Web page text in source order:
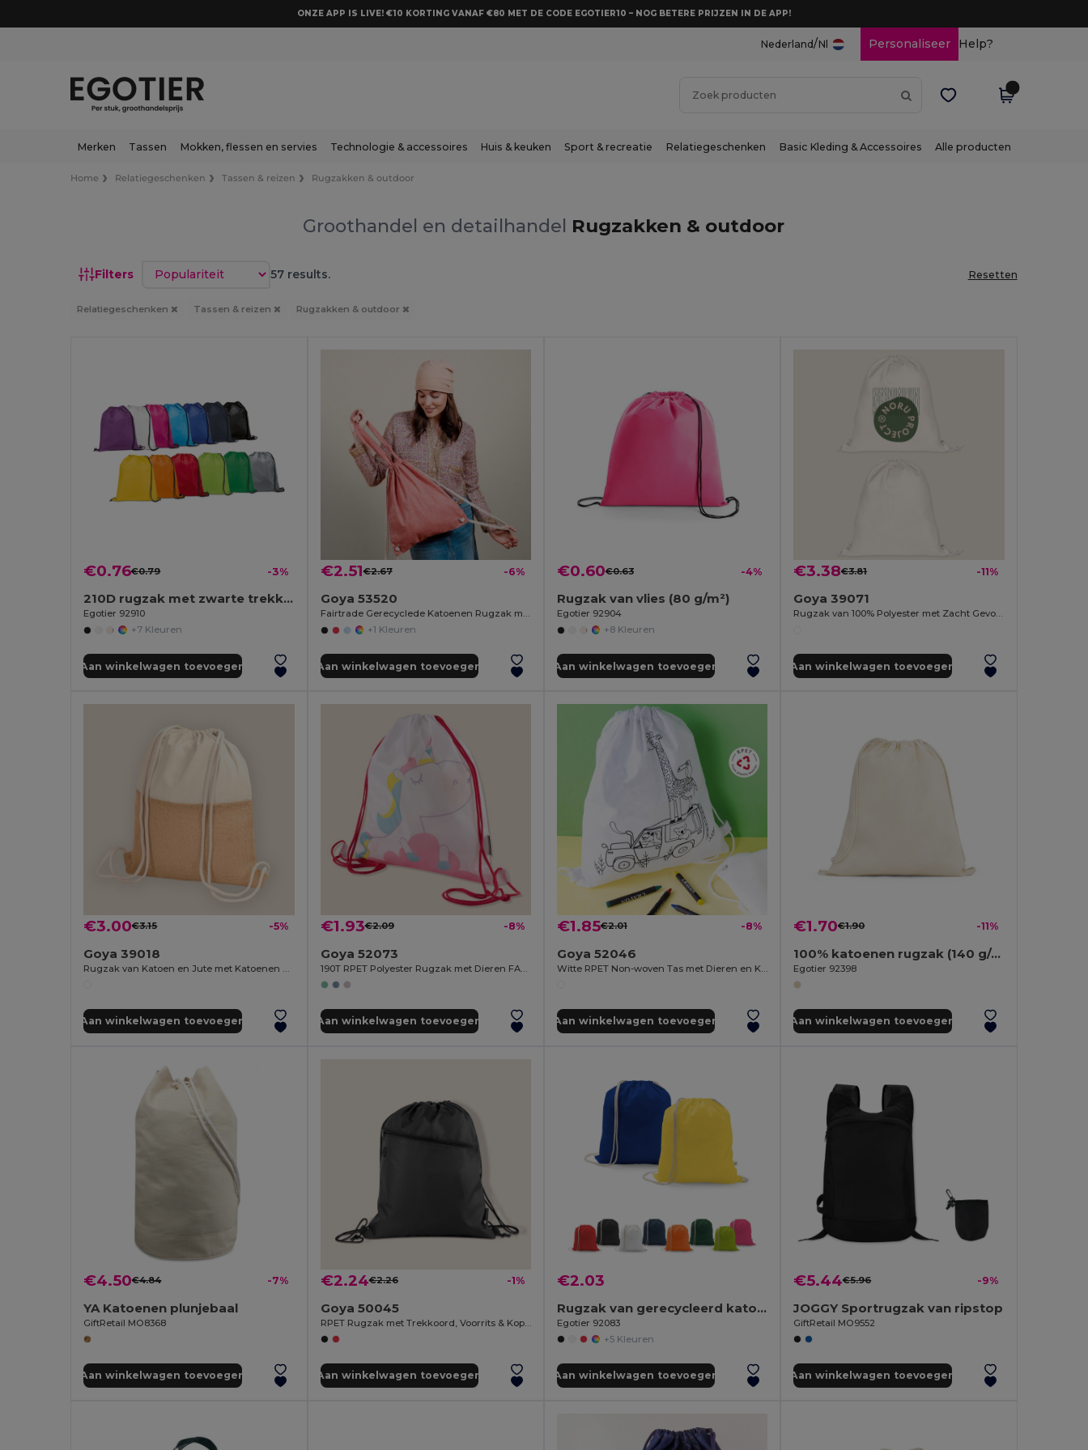
ONZE APP IS LIVE! €10 KORTING VANAF €80 MET DE CODE EGOTIER10 – NOG BETERE PRIJZEN IN DE APP!
Nederland/Nl Personaliseer Help?
Merken Tassen Mokken, flessen en servies Technologie & accessoires Huis & keuken Sport & recreatie Relatiegeschenken Basic Kleding & Accessoires Alle producten
Home Relatiegeschenken Tassen & reizen Rugzakken & outdoor
Groothandel en detailhandel Rugzakken & outdoor
Filters Sorteren op 57 results. Resetten
Relatiegeschenken Tassen & reizen Rugzakken & outdoor
€0.76€0.79 -3%
210D rugzak met zwarte trekkoorden
Egotier 92910
+7 Kleuren
Aan winkelwagen toevoegen
€2.51€2.67 -6%
Goya 53520
Fairtrade Gerecyclede Katoenen Rugzak met Lange Handvatten MOOR
+1 Kleuren
Aan winkelwagen toevoegen
€0.60€0.63 -4%
Rugzak van vlies (80 g/m²)
Egotier 92904
+8 Kleuren
Aan winkelwagen toevoegen
€3.38€3.81 -11%
Goya 39071
Rugzak van 100% Polyester met Zacht Gevoel SION
Aan winkelwagen toevoegen
€3.00€3.15 -5%
Goya 39018
Aan winkelwagen toevoegen
€1.93€2.09 -8%
Goya 52073
190T RPET Polyester Rugzak met Dieren FANTASY
Aan winkelwagen toevoegen
€1.85€2.01 -8%
Goya 52046
Aan winkelwagen toevoegen
€1.70€1.90 -11%
100% katoenen rugzak (140 g/m²)
Egotier 92398
Aan winkelwagen toevoegen
€4.50€4.84 -7%
YA Katoenen plunjebaal
GiftRetail MO8368
Aan winkelwagen toevoegen
€2.24€2.26 -1%
Goya 50045
RPET Rugzak met Trekkoord, Voorrits & Koptelefoonuitgang CLIMATE
Aan winkelwagen toevoegen
€2.03
Rugzak van gerecycleerd katoen (70%), polyester (30% rPET) (150 g/m²)
Egotier 92083
+5 Kleuren
Aan winkelwagen toevoegen
€5.44€5.96 -9%
JOGGY Sportrugzak van ripstop
GiftRetail MO9552
Aan winkelwagen toevoegen